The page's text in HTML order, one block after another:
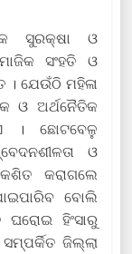
ସୁରକ୍ଷା ଓ
ସଂହତି ଓ
। ଯେଉଁଠି ମହିଳା
ଓ ଅର୍ଥନୈତିକ
। ଛୋଟବେଳୁ
ଓ
କରାଗଲେ
ବୋଲି
ହିଂସାରୁ
ଜିଲ୍ଲା